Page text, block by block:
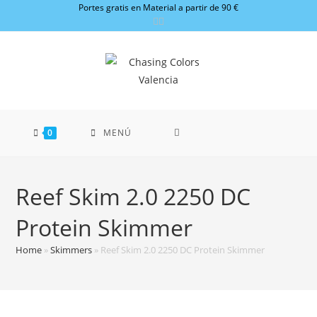
Portes gratis en Material a partir de 90 €
0 MENÚ
Reef Skim 2.0 2250 DC
Protein Skimmer
Home »Skimmers » Reef Skim 2.0 2250 DC Protein Skimmer